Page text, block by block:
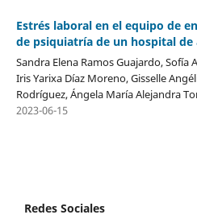
Estrés laboral en el equipo de
de psiquiatría de un hospital
Sandra Elena Ramos Guajardo,
Iris Yarixa Díaz Moreno, Gisselle
Rodríguez, Ángela María Alejandra
2023-06-15
Redes Sociales